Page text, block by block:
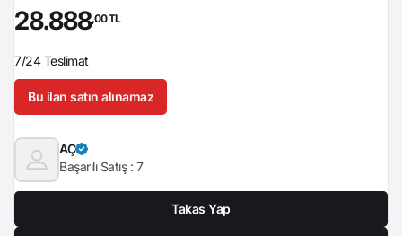
28.888,00 TL
7/24 Teslimat
Bu ilan satın alınamaz
AÇ
Başarılı Satış : 7
Takas Yap